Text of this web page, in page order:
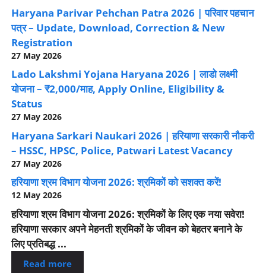
Haryana Parivar Pehchan Patra 2026 | परिवार पहचान
पत्र – Update, Download, Correction & New
Registration
27 May 2026
Lado Lakshmi Yojana Haryana 2026 | लाडो लक्ष्मी
योजना – ₹2,000/माह, Apply Online, Eligibility &
Status
27 May 2026
Haryana Sarkari Naukari 2026 | हरियाणा सरकारी नौकरी
– HSSC, HPSC, Police, Patwari Latest Vacancy
27 May 2026
हरियाणा श्रम विभाग योजना 2026: श्रमिकों को सशक्त करें!
12 May 2026
हरियाणा श्रम विभाग योजना 2026: श्रमिकों के लिए एक नया सवेरा!
हरियाणा सरकार अपने मेहनती श्रमिकों के जीवन को बेहतर बनाने के
लिए प्रतिबद्ध ...
Read more